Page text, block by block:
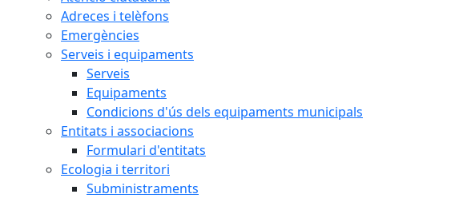
Adreces i telèfons
Emergències
Serveis i equipaments
Serveis
Equipaments
Condicions d'ús dels equipaments municipals
Entitats i associacions
Formulari d'entitats
Ecologia i territori
Subministraments